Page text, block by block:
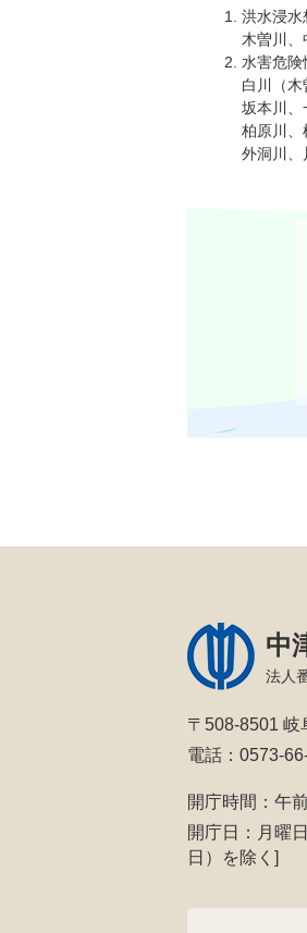
洪水浸水
木曽川、
水害危険
白川（木
坂本川、
柏原川、
外洞川、
中
法人
〒508-8501 岐
電話：0573-
開庁時間：午
開庁日：月曜
日）を除く]